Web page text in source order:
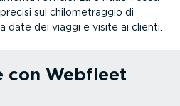
sul chilo­me­traggio di
date dei viaggi e visite ai clienti.
con Webfleet